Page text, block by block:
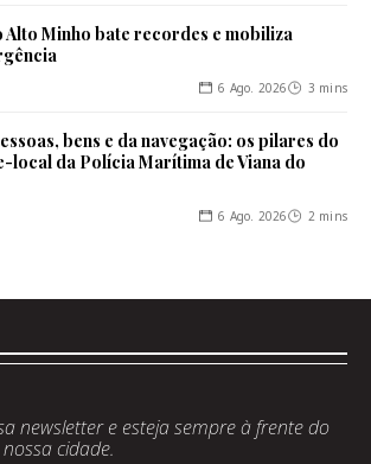
Alto Minho bate recordes e mobiliza
6 Ago. 2026 3 mins
bens e da navegação: os pilares do
local da Polícia Marítima de Viana do
6 Ago. 2026 2 mins
newsletter e esteja sempre à frente do
cidade.